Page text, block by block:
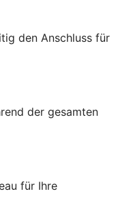
den Anschluss für
der gesamten
für Ihre